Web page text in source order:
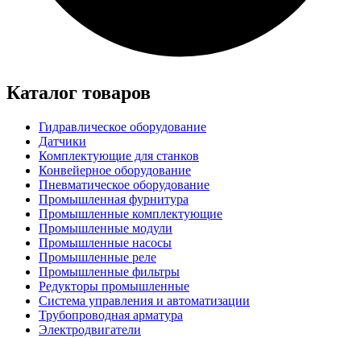
Каталог товаров
Гидравлическое оборудование
Датчики
Комплектующие для станков
Конвейерное оборудование
Пневматическое оборудование
Промышленная фурнитура
Промышленные комплектующие
Промышленные модули
Промышленные насосы
Промышленные реле
Промышленные фильтры
Редукторы промышленные
Система управления и автоматизации
Трубопроводная арматура
Электродвигатели